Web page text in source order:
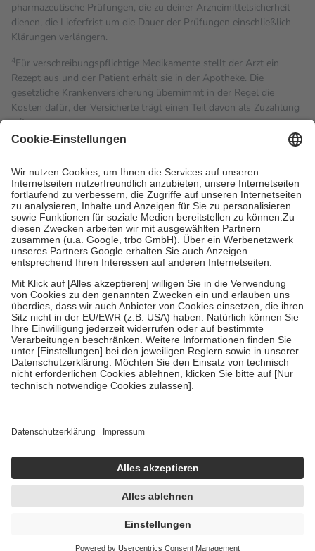
pharmazeutische Prüfungen, die zu deiner Arzneimittelsicherheit
dienen, die Lieferfrist um die Dauer der Prüfungen einschließlich
Klärungen verlängern.
4Für verschreibungspflichtige Medikamente stellt der Arzt ein
Rezept aus und der Patient erhält sie in der Apotheke. Die
gesetzliche Krankenversicherung übernimmt in der Regel die
Kosten dafür, der Versicherte trägt einen Teil davon als Zuzahlung
mit.
Grundsätzlich leisten Mitglieder Zuzahlungen in Höhe von zehn
höchstens zehn Euro.
Es sind jedoch nie mehr als die
tatsächlichen Kosten der Leistung zu entrichten.
Diese Regeln gelten grundsätzlich auch für Online-Apotheken.
Bei Heilmitteln und häuslicher Krankenpflege beträgt die
Zuzahlung zehn Prozent der Kosten sowie zehn Euro je
Verordnung.
Um das Engagement der Versicherten für ihre eigene Gesundheit
zu stärken und die besondere Stellung der Familie zu unterstützen,
fallenkeine Zuzahlungenan bei:
• Kindern und Jugendlichen bis zum vollendeten 18. Lebensjahr
mit Ausnahme der Fahrkosten
• Untersuchungen zur Vorsorge und Früherkennung, die von der
GKV getragen werden
• empfohlenen Schutzimpfungen
• Harn- und Blutteststreifen
getroffen, um sicherzustellen, dass es sich um echte Bewertungen
https://help.etrusted.com/hc/de/articles/4419944605341
Einige Bilder und Inhalte wurden unter Zuhilfenahme künstlicher